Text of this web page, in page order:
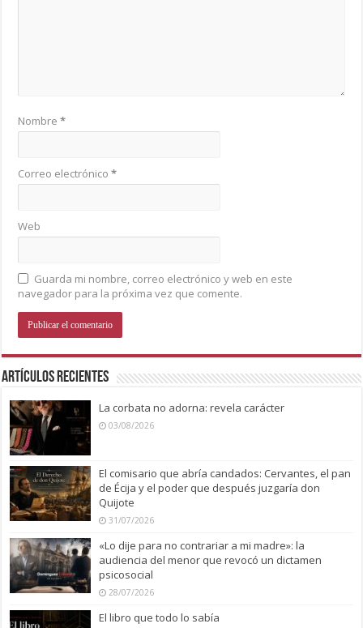
Nombre*
Correo electrónico*
Web
Guarda mi nombre, correo electrónico y web en este
navegador para la próxima vez que comente.
Artículos recientes
La corbata no adorna: revela carácter
03/08/2026
El comisario que abría candados: Cervantes, el pan
de Écija y el poder que después juzgaría don
Quijote
31/07/2026
«Lo dije para no contrariar a mi madre»: la
audiencia del menor que revocó un dictamen
psicosocial
28/07/2026
El libro que todo lo sabía